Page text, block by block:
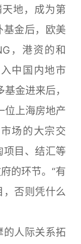
地，成为第
基金后，欧美
，港资的和
中国内地市
金进来后，
位上海房地产
场的大宗交
项目、结汇等
的环节。“有
，否则凭什么
人际关系拓